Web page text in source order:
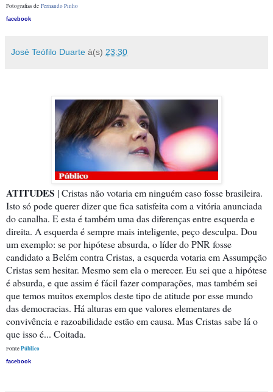
Fotografias de Fernando Pinho
facebook
José Teófilo Duarte à(s) 23:30
ATITUDES | Cristas não votaria em ninguém caso fosse brasileira.
Isto só pode querer dizer que fica satisfeita com a vitória anunciada
do canalha. E esta é também uma das diferenças entre esquerda e
direita. A esquerda é sempre mais inteligente, peço desculpa. Dou
um exemplo: se por hipótese absurda, o líder do PNR fosse
candidato a Belém contra Cristas, a esquerda votaria em Assumpção
Cristas sem hesitar. Mesmo sem ela o merecer. Eu sei que a hipótese
é absurda, e que assim é fácil fazer comparações, mas também sei
que temos muitos exemplos deste tipo de atitude por esse mundo
das democracias. Há alturas em que valores elementares de
convivência e razoabilidade estão em causa. Mas Cristas sabe lá o
que isso é... Coitada.
FontePúblico
facebook